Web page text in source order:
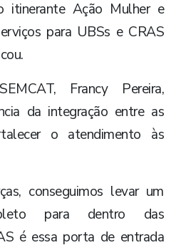
itinerante Ação Mulher e
para UBSs e CRAS
Francy Pereira,
da integração entre as
o atendimento às
conseguimos levar um
para dentro das
é essa porta de entrada